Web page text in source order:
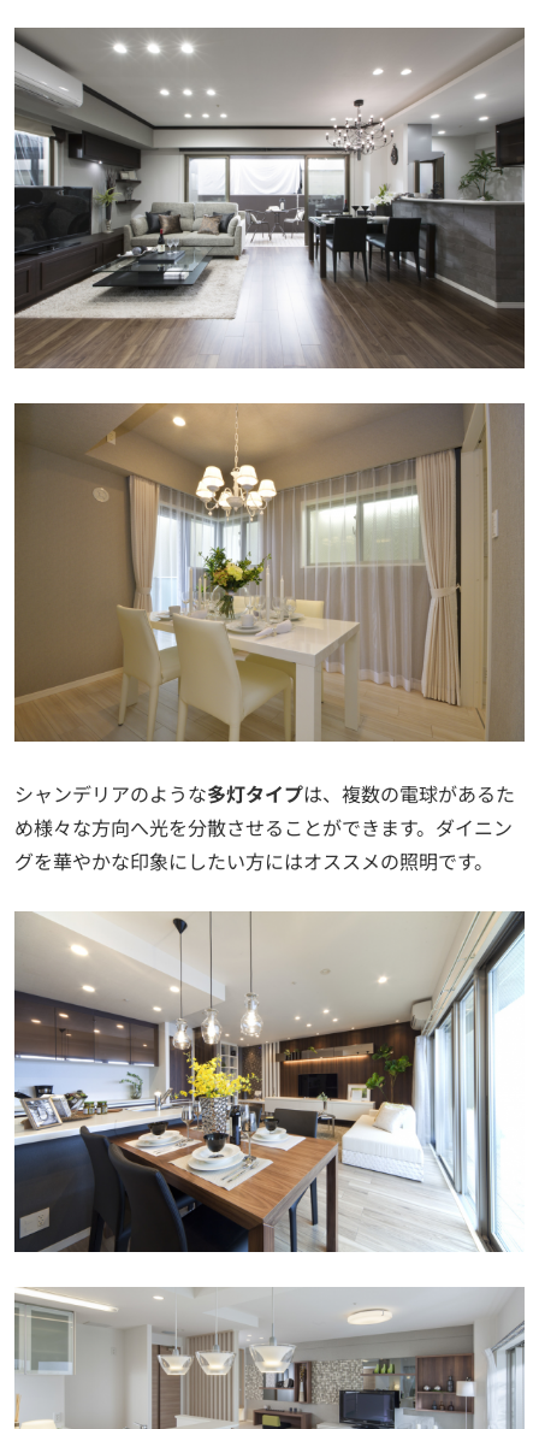
シャンデリアのような多灯タイプは、複数の電球があるた
め様々な方向へ光を分散させることができます。ダイニン
グを華やかな印象にしたい方にはオススメの照明です。